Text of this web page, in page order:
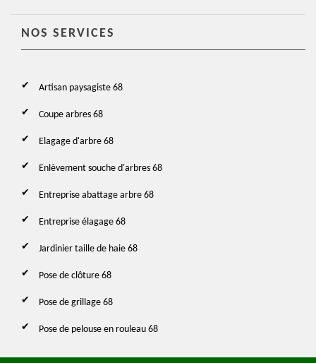
NOS SERVICES
Artisan paysagiste 68
Coupe arbres 68
Elagage d'arbre 68
Enlèvement souche d'arbres 68
Entreprise abattage arbre 68
Entreprise élagage 68
Jardinier taille de haie 68
Pose de clôture 68
Pose de grillage 68
Pose de pelouse en rouleau 68